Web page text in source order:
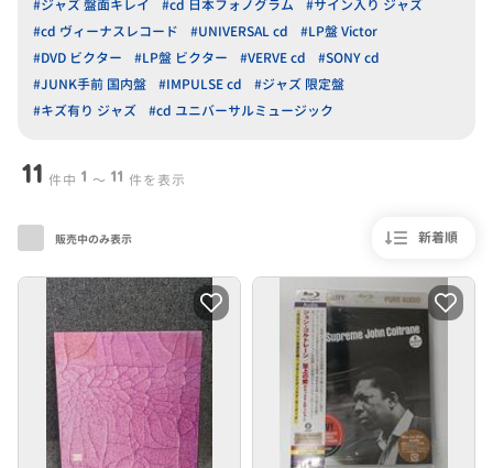
#ジャズ 盤面キレイ
#cd 日本フォノグラム
#サイン入り ジャズ
#cd ヴィーナスレコード
#UNIVERSAL cd
#LP盤 Victor
#DVD ビクター
#LP盤 ビクター #VERVE cd
#SONY cd
#JUNK手前 国内盤
#IMPULSE cd
#ジャズ 限定盤
#キズ有り ジャズ
#cd ユニバーサルミュージック
11 件中 1 〜 11 件を表示
新着順
販売中のみ表示